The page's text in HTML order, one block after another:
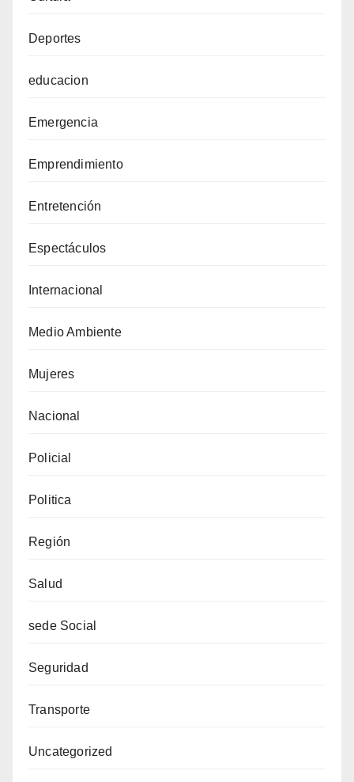
Deportes
educacion
Emergencia
Emprendimiento
Entretención
Espectáculos
Internacional
Medio Ambiente
Mujeres
Nacional
Policial
Politica
Región
Salud
sede Social
Seguridad
Transporte
Uncategorized